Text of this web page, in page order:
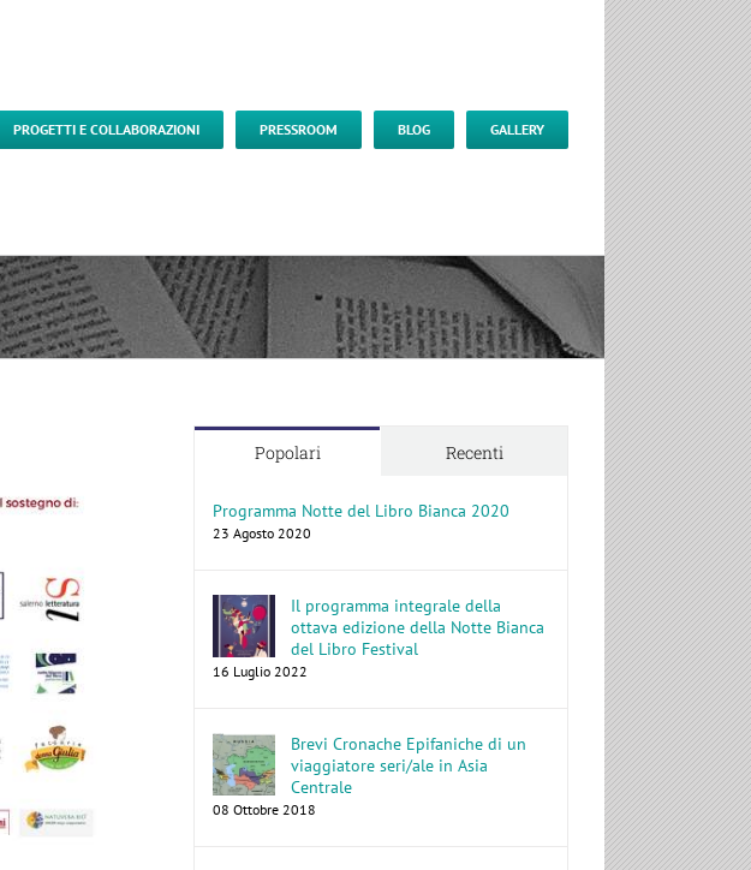
PROGETTI E COLLABORAZIONI PRESSROOM BLOG GALLERY
Popolari Recenti
Programma Notte del Libro Bianca 2020
23 Agosto 2020
Il programma integrale della
ottava edizione della Notte Bianca
del Libro Festival
16 Luglio 2022
Brevi Cronache Epifaniche di un
viaggiatore seri/ale in Asia
Centrale
08 Ottobre 2018